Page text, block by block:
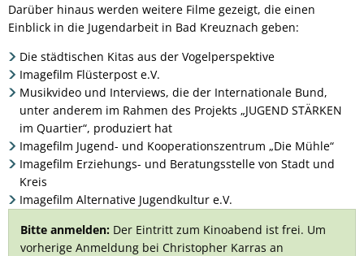
Darüber hinaus werden weitere Filme gezeigt, die einen
Einblick in die Jugendarbeit in Bad Kreuznach geben:
Die städtischen Kitas aus der Vogelperspektive
Imagefilm Flüsterpost e.V.
Musikvideo und Interviews, die der Internationale Bund,
unter anderem im Rahmen des Projekts „JUGEND STÄRKEN
im Quartier“, produziert hat
Imagefilm Jugend- und Kooperationszentrum „Die Mühle“
Imagefilm Erziehungs- und Beratungsstelle von Stadt und
Kreis
Imagefilm Alternative Jugendkultur e.V.
Bitte anmelden: Der Eintritt zum Kinoabend ist frei. Um
vorherige Anmeldung bei Christopher Karras an